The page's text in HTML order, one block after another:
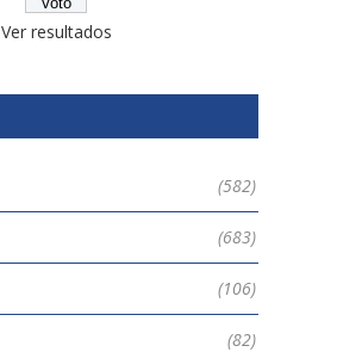
Ver resultados
(582)
(683)
(106)
(82)